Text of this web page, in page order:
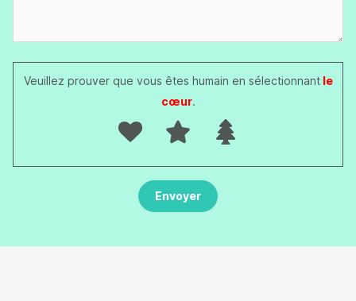
Veuillez prouver que vous êtes humain en sélectionnantle
cœur.